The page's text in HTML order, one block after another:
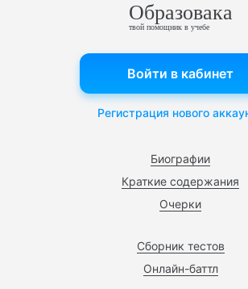
Образовака
твой помощник в учебе
Биографии
Краткие содержания
Очерки
Сборник тестов
Онлайн-баттл
Войти в кабинет
Регистрация нового